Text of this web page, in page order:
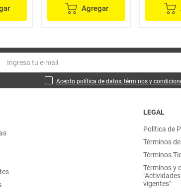
Agregar
Acepto política de datos, términos y
LEGAL
Política de
Términos
Términos
Términos y
vigentes"